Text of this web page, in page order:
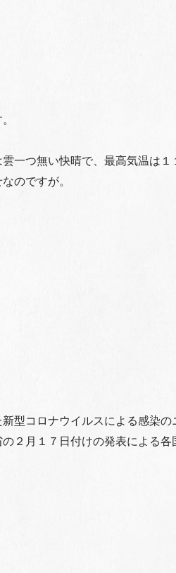
一つ無い快晴で、最高気温は１
のですが。
型コロナウイルスによる感染の
２月１７日付けの発表による各